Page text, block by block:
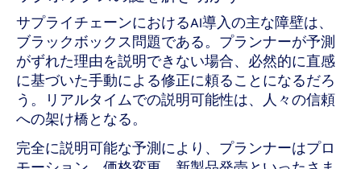
サプライチェーンにおけるAI導入の主な障壁は、
ブラックボックス問題である。プランナーが予測
がずれた理由を説明できない場合、必然的に直感
に基づいた手動による修正に頼ることになるだろ
う。リアルタイムでの説明可能性は、人々の信頼
への架け橋となる。
完全に説明可能な予測により、プランナーはプロ